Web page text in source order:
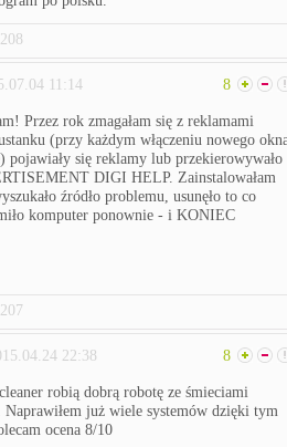
11:14 8
Przez rok zmagałam się z reklamami
(przy każdym włączeniu nowego
pojawiały się reklamy lub przekierowywało
DIGI HELP. Zainstalowałam
źródło problemu, usunęło to co
komputer ponownie - i KONIEC
22:38 8
robią dobrą robotę ze śmieciami
już wiele systemów dzięki tym
ocena 8/10